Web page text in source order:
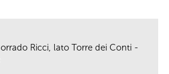
Ricci, lato Torre dei Conti -